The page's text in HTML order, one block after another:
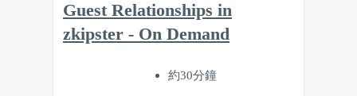
Guest Relationships in
zkipster - On Demand
約30分鐘